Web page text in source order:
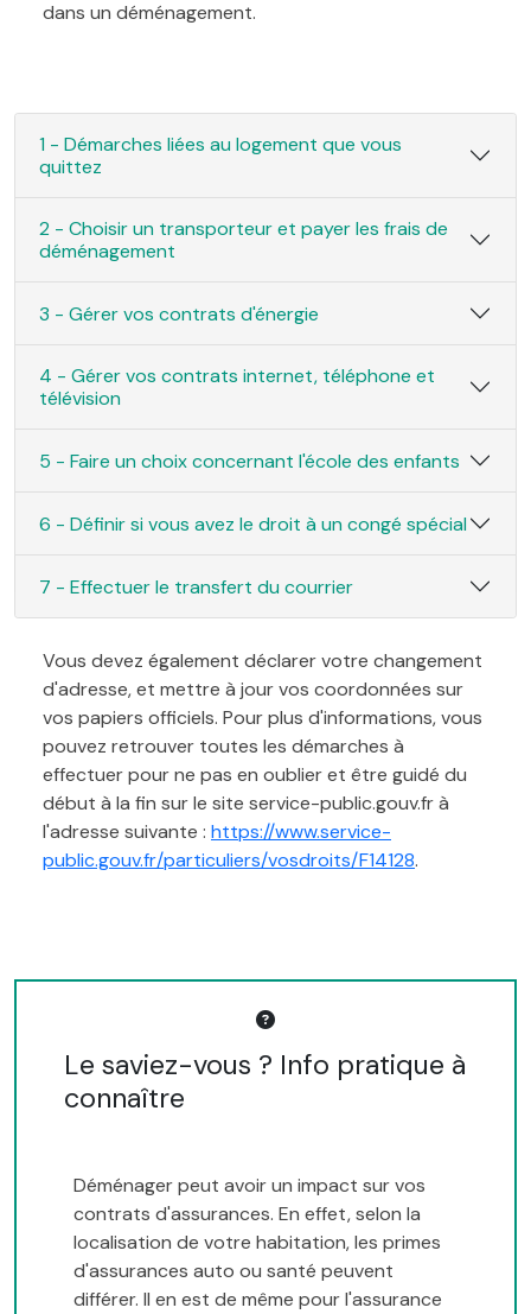
dans un déménagement.
1 - Démarches liées au logement que vous
quittez
2 - Choisir un transporteur et payer les frais de
déménagement
3 - Gérer vos contrats d'énergie
4 - Gérer vos contrats internet, téléphone et
télévision
5 - Faire un choix concernant l'école des enfants
6 - Définir si vous avez le droit à un congé spécial
7 - Effectuer le transfert du courrier
Vous devez également déclarer votre changement
d'adresse, et mettre à jour vos coordonnées sur
vos papiers officiels. Pour plus d'informations, vous
pouvez retrouver toutes les démarches à
effectuer pour ne pas en oublier et être guidé du
début à la fin sur le site service-public.gouv.fr à
l'adresse suivante : https://www.service-
public.gouv.fr/particuliers/vosdroits/F14128.
Le saviez-vous ? Info pratique à
connaître
Déménager peut avoir un impact sur vos
contrats d'assurances. En effet, selon la
localisation de votre habitation, les primes
d'assurances auto ou santé peuvent
différer. Il en est de même pour l'assurance